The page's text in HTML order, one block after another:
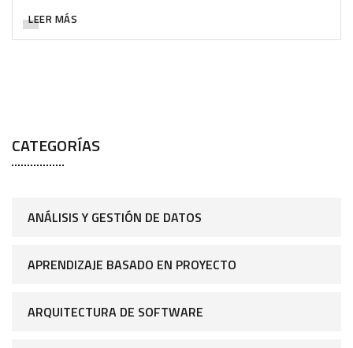
LEER MÁS
CATEGORÍAS
ANÁLISIS Y GESTIÓN DE DATOS
APRENDIZAJE BASADO EN PROYECTO
ARQUITECTURA DE SOFTWARE